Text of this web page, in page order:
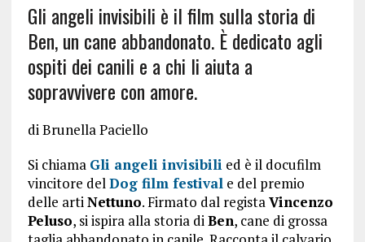
Gli angeli invisibili è il film sulla storia di
Ben, un cane abbandonato. È dedicato agli
ospiti dei canili e a chi li aiuta a
sopravvivere con amore.
di Brunella Paciello
Si chiama Gli angeli invisibili ed è il docufilm
vincitore delDog film festivale del premio
delle artiNettuno. Firmato dal registaVincenzo
Peluso, si ispira alla storia diBen, cane di grossa